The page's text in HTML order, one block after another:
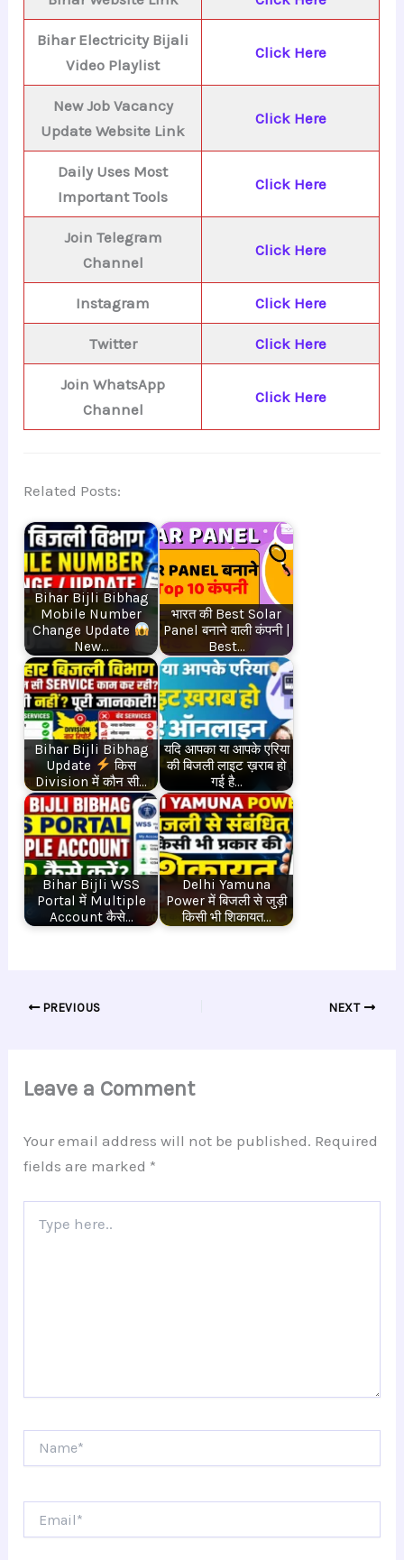
Bihar Electricity Bijali
Video Playlist
Click Here
New Job Vacancy
Update Website Link
Click Here
Daily Uses Most
Important Tools
Click Here
Join Telegram
Channel
Click Here
Instagram Click Here
Twitter Click Here
Join WhatsApp
Channel
Click Here
Related Posts:
Bihar Bijli Bibhag
Mobile Number
Change Update
New…
भारत की Best Solar
Panel बनाने वाली कंपनी |
Best…
Bihar Bijli Bibhag
Update
किस
Division में कौन सी…
यदि आपका या आपके एरिया
की बिजली लाइट ख़राब हो
गई है…
Bihar Bijli WSS
Portal में Multiple
Account कैसे…
Delhi Yamuna
Power में बिजली से जुड़ी
किसी भी शिकायत…
PREVIOUS NEXT
Leave a Comment
Your email address will not be published. Required
fields are marked *
here..